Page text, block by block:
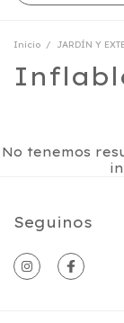
Inicio / JARDÍN Y
No tenemos
Seguinos